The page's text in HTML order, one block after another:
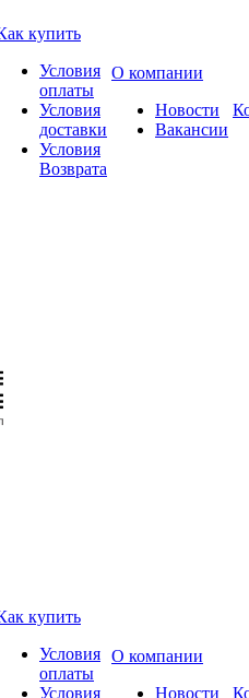
купить
Условия
оплаты
Условия
доставки
Условия
Возврата
О компании
Новости
Вакансии
купить
Условия
оплаты
Условия
О компании
Новости